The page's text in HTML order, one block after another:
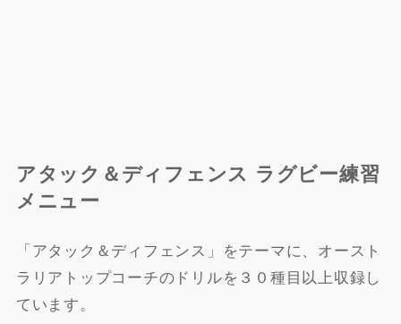
アタック＆ディフェンス ラグビー練習
メニュー
「アタック＆ディフェンス」をテーマに、オースト
ラリアトップコーチのドリルを３０種目以上収録し
ています。